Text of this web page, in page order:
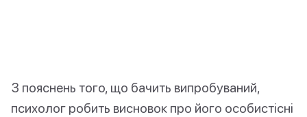
З пояснень того, що бачить випробуваний,
психолог робить висновок про його особистісні